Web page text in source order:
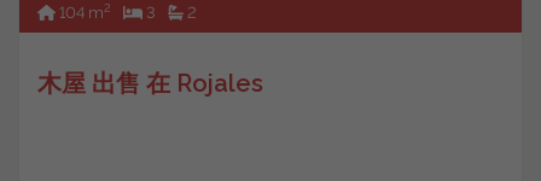
104 m2 3 2
木屋 出售 在 Rojales